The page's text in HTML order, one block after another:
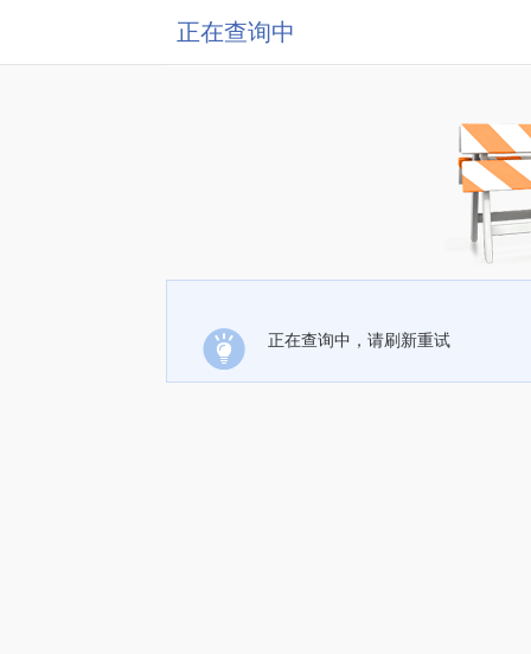
正在查询中
正在查询中，请刷新重试